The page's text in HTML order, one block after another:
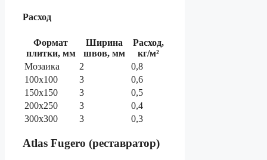
Расход
Формат
плитки, мм
Ширина
швов, мм
Расход,
кг/м²
Мозаика
2
0,8
100х100
3
0,6
150х150
3
0,5
200х250
3
0,4
300х300
3 0,3
Atlas Fugero (реставратор)